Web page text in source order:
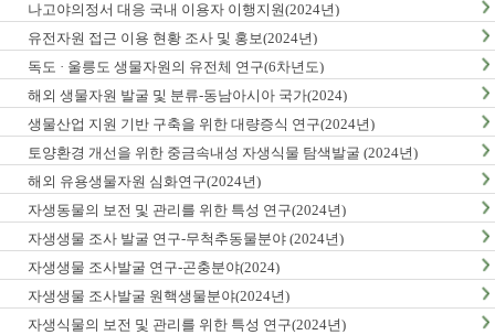
나고야의정서 대응 국내 이용자 이행지원(2024년)
유전자원 접근 이용 현황 조사 및 홍보(2024년)
독도 · 울릉도 생물자원의 유전체 연구(6차년도)
해외 생물자원 발굴 및 분류-동남아시아 국가(2024)
생물산업 지원 기반 구축을 위한 대량증식 연구(2024년)
토양환경 개선을 위한 중금속내성 자생식물 탐색발굴 (2024년)
해외 유용생물자원 심화연구(2024년)
자생동물의 보전 및 관리를 위한 특성 연구(2024년)
자생생물 조사 발굴 연구-무척추동물분야 (2024년)
자생생물 조사발굴 연구-곤충분야(2024)
자생생물 조사발굴 원핵생물분야(2024년)
자생식물의 보전 및 관리를 위한 특성 연구(2024년)